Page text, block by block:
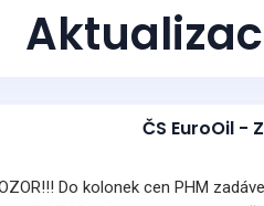
ČS EuroOil -
Do kolonek cen PHM